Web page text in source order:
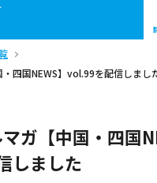
お知ら
ト
東北
関西
・四国NEWS】vol.99を配信しまし
ガ【中国・四国
しました